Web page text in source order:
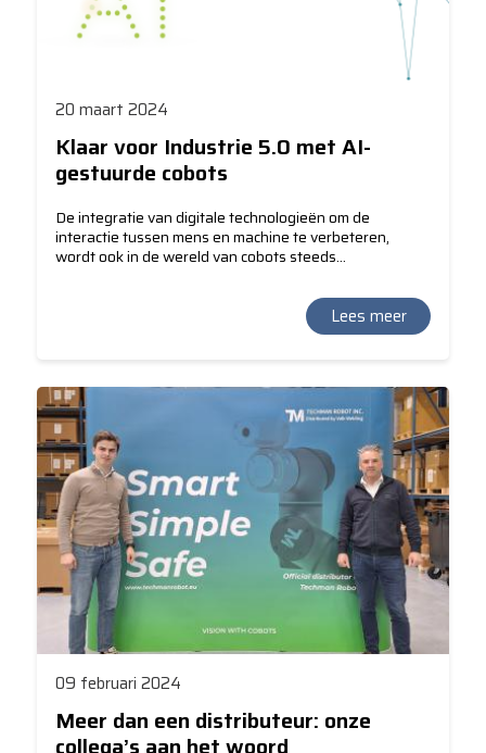
20 maart 2024
Klaar voor Industrie 5.0 met AI-
gestuurde cobots
De integratie van digitale technologieën om de
interactie tussen mens en machine te verbeteren,
wordt ook in de wereld van cobots steeds
kan deze kleine maar nuttige robotjes slimmer en
flexibeler maken. Maak kennis met de Techman cobots:
de enige cobots ter wereld met een geïntegreerd vision
Lees meer
09 februari 2024
Meer dan een distributeur: onze